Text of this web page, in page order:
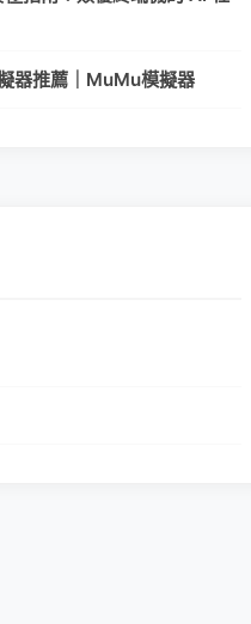
器推薦｜MuMu模擬器